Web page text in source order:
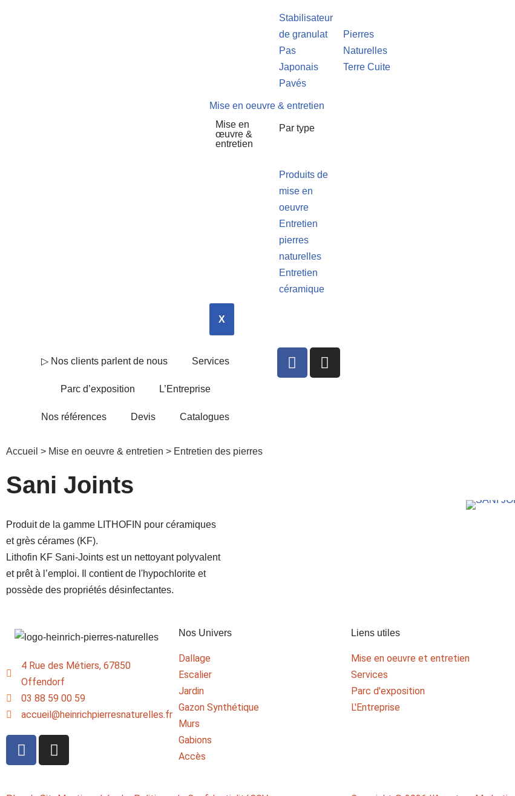
Stabilisateur
de granulat
Pas
Japonais
Pavés
Pierres
Naturelles
Terre Cuite
Mise en oeuvre & entretien
Mise en
œuvre &
entretien
Par type
Produits de
mise en
oeuvre
Entretien
pierres
naturelles
Entretien
céramique
X
▷ Nos clients parlent de nous Services
Parc d’exposition L’Entreprise
Nos références Devis Catalogues
Accueil > Mise en oeuvre & entretien > Entretien des pierres
Sani Joints
Produit de la gamme LITHOFIN pour céramiques
et grès cérames (KF).
Lithofin KF Sani-Joints est un nettoyant polyvalent
et prêt à l’emploi. Il contient de l'hypochlorite et
possède des propriétés désinfectantes.
4 Rue des Métiers, 67850
Offendorf
03 88 59 00 59
accueil@heinrichpierresnaturelles.fr
Nos Univers
Dallage
Escalier
Jardin
Gazon Synthétique
Murs
Gabions
Accès
Liens utiles
Mise en oeuvre et entretien
Services
Parc d'exposition
L'Entreprise